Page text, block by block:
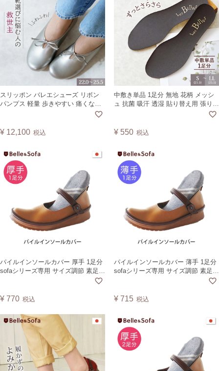
スリッポン バレエシューズ リボン
パンプス 軽量 歩きやすい 痛くない
甲高 甲低 インソール 旅行 靴 日本製
¥ 12,100 税込
中敷き単品 1足分 無地 花柄 メッシ
ュ 抗菌 吸汗 透湿 貼り替え用 張り替
¥ 550 税込
パイルインソールカバー 厚手 1足分
sofaシリーズ専用 サイズ調節 素足で
【CSF】
¥ 770 税込
パイルインソールカバー 薄手 1足分
sofaシリーズ専用 サイズ調節 素足で
製【CSF】
¥ 715 税込